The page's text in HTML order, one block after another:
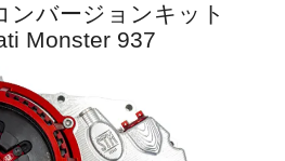
ンバージョンキット
Monster 937